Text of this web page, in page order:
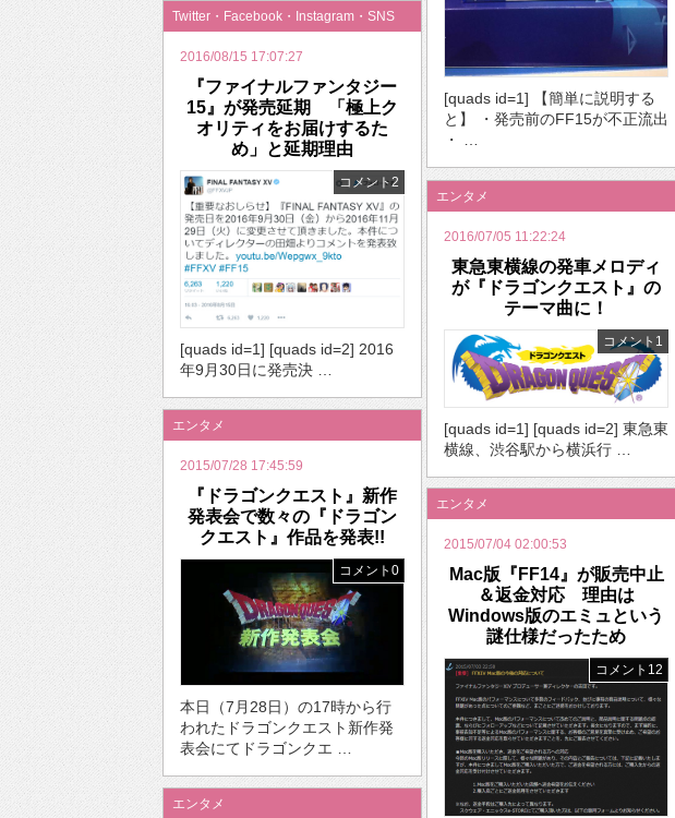
[quads id=1] 【簡単に説明する
と】 ・発売前のFF15が不正流出
・ …
Twitter・Facebook・Instagram・SNS
2016/08/15 17:07:27
『ファイナルファンタジー
15』が発売延期 「極上ク
オリティをお届けするた
め」と延期理由
コメント2
[quads id=1] [quads id=2] 2016
年9月30日に発売決 …
エンタメ
2016/07/05 11:22:24
東急東横線の発車メロディ
が『ドラゴンクエスト』の
テーマ曲に！
コメント1
[quads id=1] [quads id=2] 東急東
横線、渋谷駅から横浜行 …
エンタメ
2015/07/28 17:45:59
『ドラゴンクエスト』新作
発表会で数々の『ドラゴン
クエスト』作品を発表!!
コメント0
本日（7月28日）の17時から行
われたドラゴンクエスト新作発
表会にてドラゴンクエ …
エンタメ
2015/07/04 02:00:53
Mac版『FF14』が販売中止
＆返金対応 理由は
Windows版のエミュという
謎仕様だったため
コメント12
エンタメ